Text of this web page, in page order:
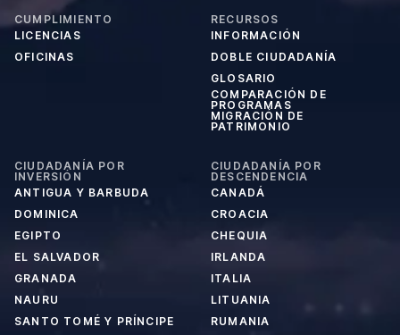
CUMPLIMIENTO
LICENCIAS
OFICINAS
RECURSOS
INFORMACIÓN
DOBLE CIUDADANÍA
GLOSARIO
COMPARACIÓN DE
PROGRAMAS
MIGRACIÓN DE
PATRIMONIO
CIUDADANÍA POR
INVERSIÓN
ANTIGUA Y BARBUDA
DOMINICA
EGIPTO
EL SALVADOR
GRANADA
NAURU
SANTO TOMÉ Y PRÍNCIPE
CIUDADANÍA POR
DESCENDENCIA
CANADÁ
CROACIA
CHEQUIA
IRLANDA
ITALIA
LITUANIA
RUMANIA